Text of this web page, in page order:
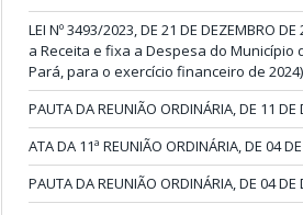
LEI Nº 3493/2023, DE 21 DE DEZEMBRO
a Receita e fixa a Despesa do Município
Pará, para o exercício financeiro de 2024)
PAUTA DA REUNIÃO ORDINÁRIA, DE 11
ATA DA 11ª REUNIÃO ORDINÁRIA, DE 04
PAUTA DA REUNIÃO ORDINÁRIA, DE 04